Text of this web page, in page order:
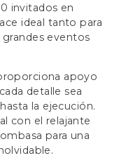
invitados en
ideal tanto para
eventos
apoyo
detalle sea
la ejecución.
con el relajante
para una